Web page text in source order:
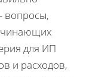
вопросы,
для ИП
и расходов,